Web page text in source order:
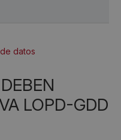
datos
LOPD-GDD